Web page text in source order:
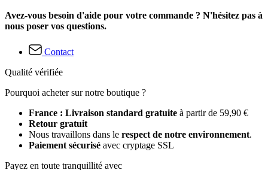
Avez-vous besoin d'aide pour votre commande ? N'hésitez pas à
nous poser vos questions.
Contact
Qualité vérifiée
Pourquoi acheter sur notre boutique ?
France : Livraison standard gratuite à partir de 59,90 €
Retour gratuit
Nous travaillons dans le respect de notre environnement.
Paiement sécurisé avec cryptage SSL
Payez en toute tranquillité avec